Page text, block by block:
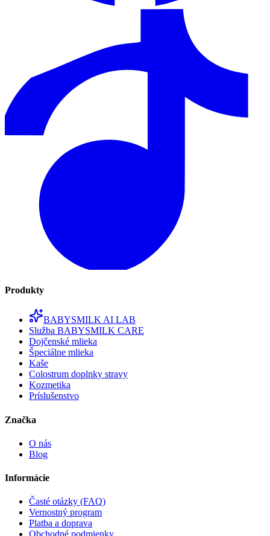
Produkty
BABYSMILK AI LAB
Služba BABYSMILK CARE
Dojčenské mlieka
Špeciálne mlieka
Kaše
Colostrum doplnky stravy
Kozmetika
Príslušenstvo
Značka
O nás
Blog
Informácie
Časté otázky (FAQ)
Vernostný program
Platba a doprava